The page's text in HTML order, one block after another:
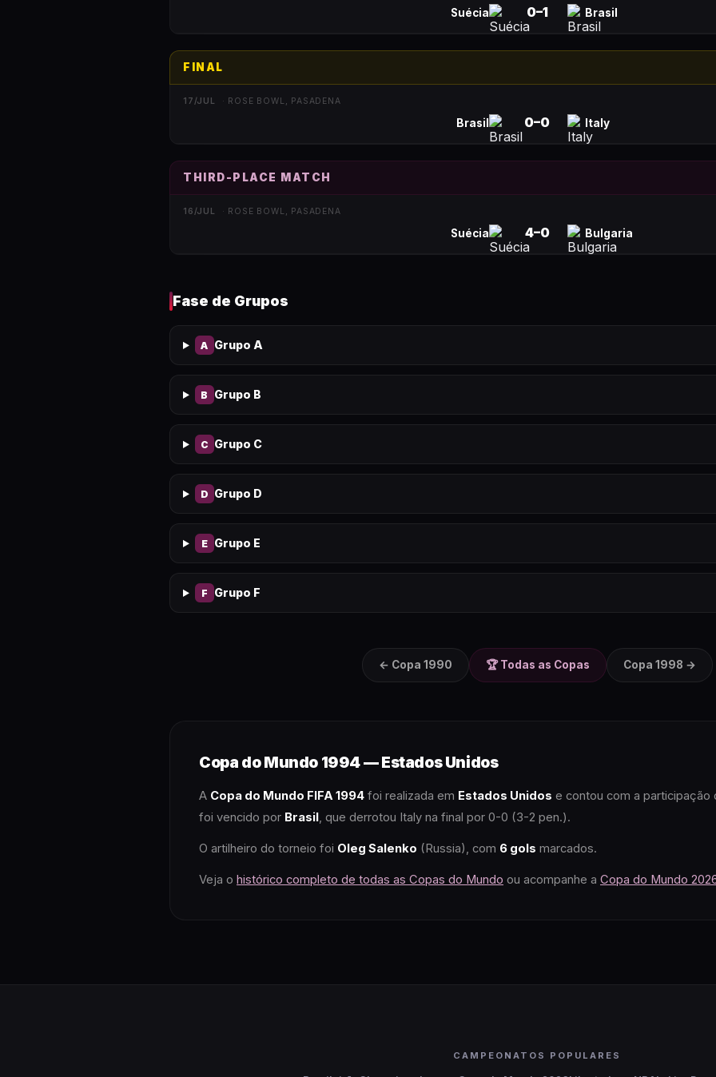
Suécia 0–1 Brasil
FINAL
17/JUL · ROSE BOWL, PASADENA
Brasil 0–0 Italy
THIRD-PLACE MATCH
16/JUL · ROSE BOWL, PASADENA
Suécia 4–0 Bulgaria
Fase de Grupos
A Grupo A
B Grupo B
C Grupo C
D Grupo D
E Grupo E
F Grupo F
← Copa 1990 🏆 Todas as Copas Copa 1998 →
Copa do Mundo 1994—Estados Unidos
A Copa do Mundo FIFA1994 foi realizada em Estados Unidos e contou com a participação
foi vencido por Brasil , que derrotou Italy na final por 0-0 (3-2 pen.).
O artilheiro do torneio foi Oleg Salenko (Russia), com 6 gols marcados.
Veja o histórico completo de todas as Copas do Mundo ou acompanhe a Copa do Mundo
CAMPEONATOS POPULARES